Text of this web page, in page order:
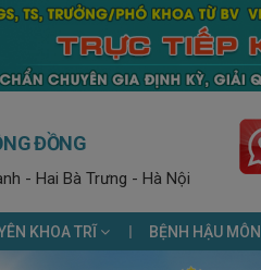
ĐỒNG
- Hai Bà Trưng - Hà Nội
KHOA TRĨ BỆNH HẬU MÔN